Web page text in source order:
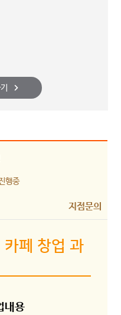
지점문의
행중
페 창업 과
내용